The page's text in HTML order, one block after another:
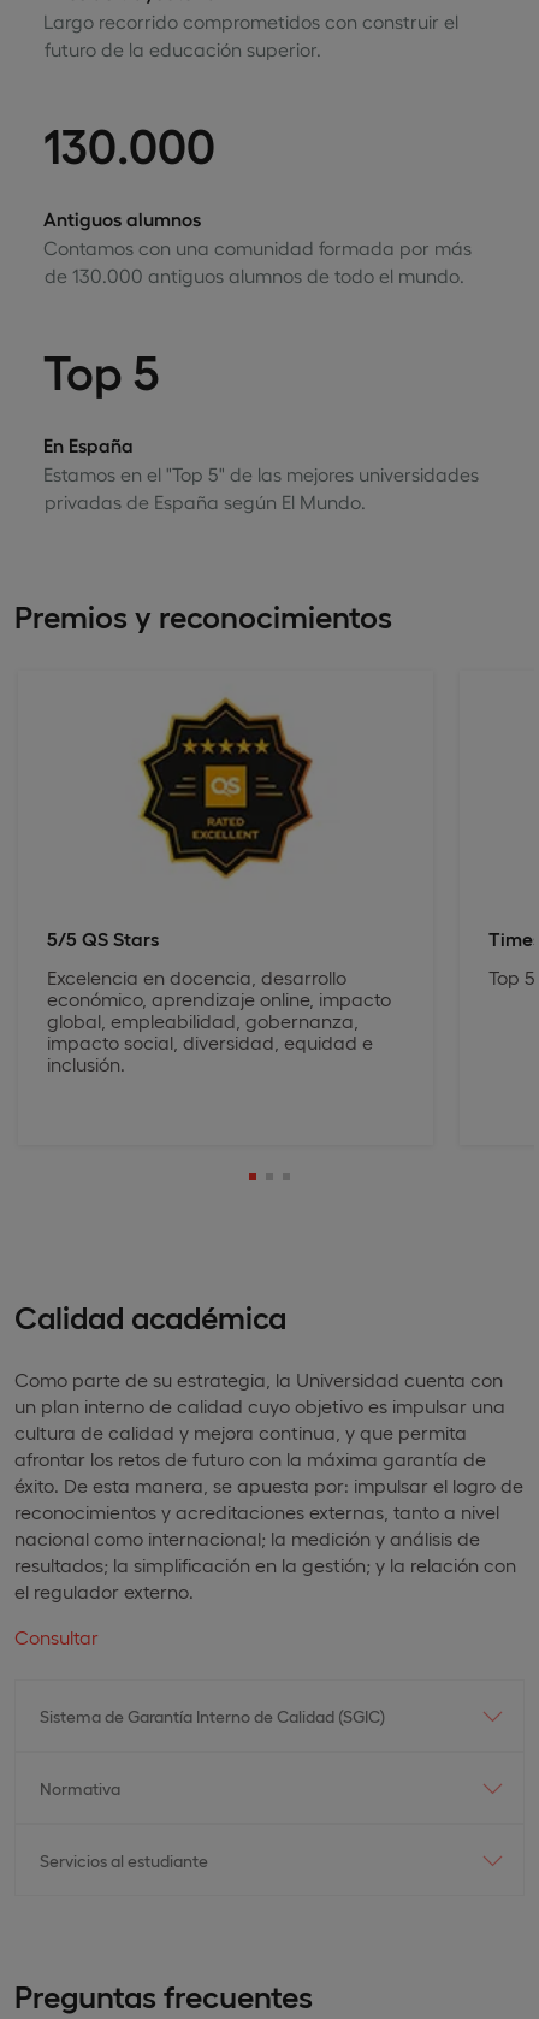
Largo recorrido comprometidos con construir el
futuro de la educación superior.
130.000
Antiguos alumnos
Contamos con una comunidad formada por más
de 130.000 antiguos alumnos de todo el mundo.
Top 5
En España
Estamos en el "Top 5" de las mejores universidades
privadas de España según El Mundo.
Premios y reconocimientos
5/5 QS Stars
Excelencia en docencia, desarrollo
económico, aprendizaje online, impacto
global, empleabilidad, gobernanza,
impacto social, diversidad, equidad e
inclusión.
Top
Calidad académica
Como parte de su estrategia, la Universidad cuenta con
un plan interno de calidad cuyo objetivo es impulsar una
cultura de calidad y mejora continua, y que permita
afrontar los retos de futuro con la máxima garantía de
éxito. De esta manera, se apuesta por: impulsar el logro de
reconocimientos y acreditaciones externas, tanto a nivel
nacional como internacional; la medición y análisis de
resultados; la simplificación en la gestión; y la relación con
el regulador externo.
Consultar
Sistema de Garantía Interno de Calidad (SGIC)
Normativa
Servicios al estudiante
Preguntas frecuentes